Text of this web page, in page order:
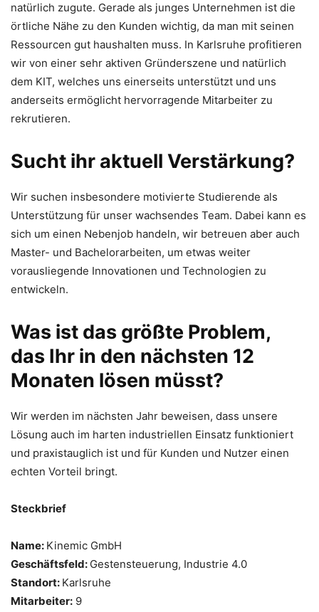
natürlich zugute. Gerade als junges Unternehmen ist die
örtliche Nähe zu den Kunden wichtig, da man mit seinen
Ressourcen gut haushalten muss. In Karlsruhe profitieren
wir von einer sehr aktiven Gründerszene und natürlich
dem KIT, welches uns einerseits unterstützt und uns
anderseits ermöglicht hervorragende Mitarbeiter zu
rekrutieren.
Sucht ihr aktuell Verstärkung?
Wir suchen insbesondere motivierte Studierende als
Unterstützung für unser wachsendes Team. Dabei kann es
sich um einen Nebenjob handeln, wir betreuen aber auch
Master- und Bachelorarbeiten, um etwas weiter
vorausliegende Innovationen und Technologien zu
entwickeln.
Was ist das größte Problem,
das Ihr in den nächsten 12
Monaten lösen müsst?
Wir werden im nächsten Jahr beweisen, dass unsere
Lösung auch im harten industriellen Einsatz funktioniert
und praxistauglich ist und für Kunden und Nutzer einen
echten Vorteil bringt.
Steckbrief
Name: Kinemic GmbH
Geschäftsfeld: Gestensteuerung, Industrie 4.0
Standort: Karlsruhe
Mitarbeiter: 9